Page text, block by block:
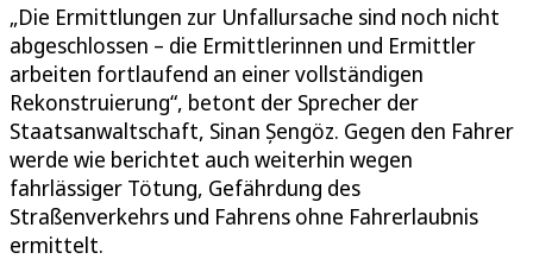
„Die Ermittlungen zur Unfallursache sind noch nicht
abgeschlossen – die Ermittlerinnen und Ermittler
arbeiten fortlaufend an einer vollständigen
Rekonstruierung“, betont der Sprecher der
Staatsanwaltschaft, Sinan Șengöz. Gegen den Fahrer
werde wie berichtet auch weiterhin wegen
fahrlässiger Tötung, Gefährdung des
Straßenverkehrs und Fahrens ohne Fahrerlaubnis
ermittelt.